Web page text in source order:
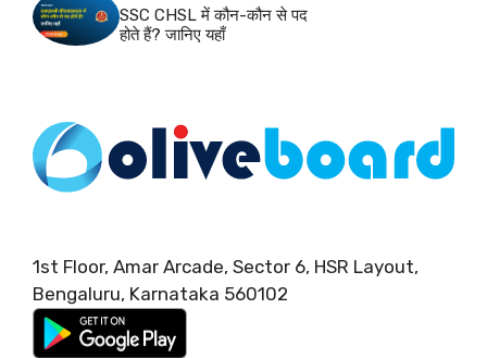
SSC CHSL में कौन-कौन से पद
होते हैं? जानिए यहाँ
1st Floor, Amar Arcade, Sector 6, HSR Layout,
Bengaluru, Karnataka 560102